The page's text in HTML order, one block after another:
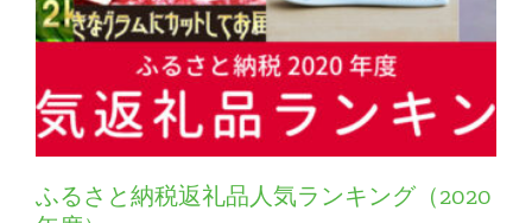
ふるさと納税返礼品人気ランキング（2020